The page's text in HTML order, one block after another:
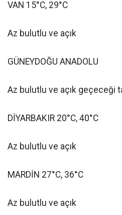
VAN 15°C, 29°C
Az bulutlu ve açık
GÜNEYDOĞU ANADOLU
Az bulutlu ve açık geçeceği
DİYARBAKIR 20°C, 40°C
Az bulutlu ve açık
MARDİN 27°C, 36°C
Az bulutlu ve açık